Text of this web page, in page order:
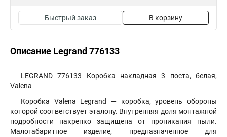
Быстрый заказ В корзину
Описание Legrand 776133
LEGRAND 776133 Коробка накладная 3 поста, белая,
Valena
Коробка Valena Legrand — коробка, уровень обороны
которой соответствует эталону. Внутренняя доля монтажной
подробности накрепко защищена от проникания пыли.
Малогабаритное изделие, предназначенное для